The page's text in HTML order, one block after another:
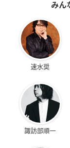
みん
速水奨
諏訪部順一